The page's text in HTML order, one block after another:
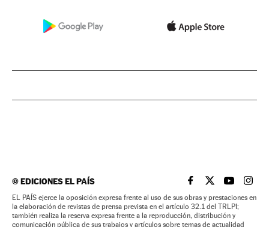
©EDICIONES EL PAÍS EL PAÍS BRASIL EN
EL PAÍSEL PAÍS
EL
EL PAÍS ejerce la oposición expresa frente al uso de sus obras y prestaciones en
la elaboración de revistas de prensa prevista en el artículo 32.1 del TRLPI;
también realiza la reserva expresa frente a la reproducción, distribución y
comunicación pública de sus trabajos y artículos sobre temas de actualidad